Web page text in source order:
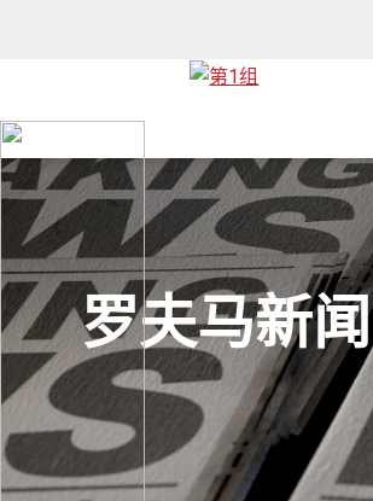
罗夫马新闻